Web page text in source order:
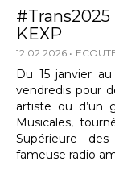
KEXP
12.02.2026
Du 15 janvier
vendredis pour
artiste ou d’un
Musicales,
Supérieure
fameuse radio